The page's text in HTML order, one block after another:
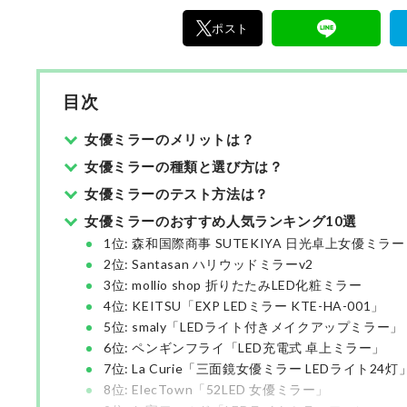
ポスト
目次
女優ミラーのメリットは？
女優ミラーの種類と選び方は？
女優ミラーのテスト方法は？
女優ミラーのおすすめ人気ランキング10選
1位: 森和国際商事 SUTEKIYA 日光卓上女優ミラー
2位: Santasan ハリウッドミラーv2
3位: mollio shop 折りたたみLED化粧ミラー
4位: KEITSU「EXP LEDミラー KTE-HA-001」
5位: smaly「LEDライト付きメイクアップミラー」
6位: ペンギンフライ「LED充電式 卓上ミラー」
7位: La Curie「三面鏡女優ミラー LEDライト24灯」
8位: ElecTown「52LED 女優ミラー」